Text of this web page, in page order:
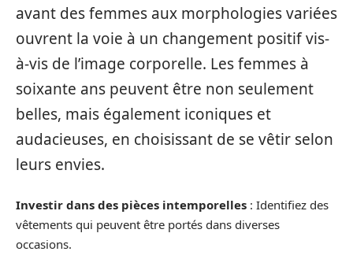
avant des femmes aux morphologies variées
ouvrent la voie à un changement positif vis-
à-vis de l’image corporelle. Les femmes à
soixante ans peuvent être non seulement
belles, mais également iconiques et
audacieuses, en choisissant de se vêtir selon
leurs envies.
Investir dans des pièces intemporelles : Identifiez des
vêtements qui peuvent être portés dans diverses
occasions.